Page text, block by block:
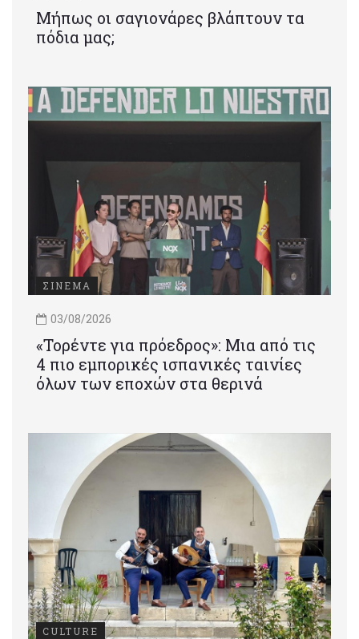
Μήπως οι σαγιονάρες βλάπτουν τα
πόδια μας;
ΣΙΝΕΜΑ
03/08/2026
«Τορέντε για πρόεδρος»: Mια από τις
4 πιο εμπορικές ισπανικές ταινίες
όλων των εποχών στα θερινά
CULTURE